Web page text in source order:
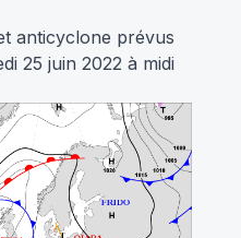
anticyclone prévus
25 juin 2022 à midi